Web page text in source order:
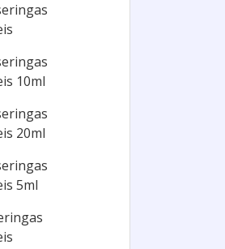
10ml
20ml
5ml